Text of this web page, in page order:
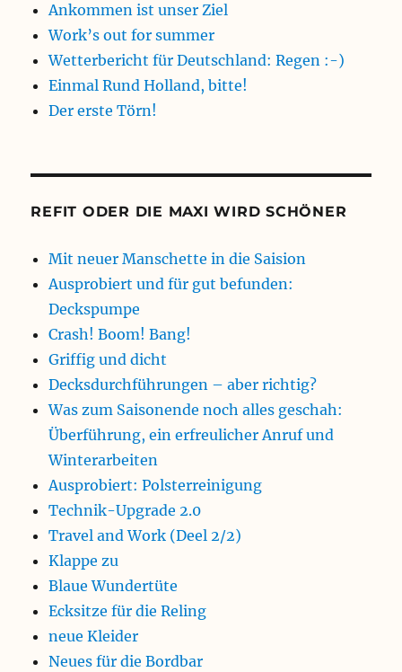
Ankommen ist unser Ziel
Work’s out for summer
Wetterbericht für Deutschland: Regen :-)
Einmal Rund Holland, bitte!
Der erste Törn!
REFIT ODER DIE MAXI WIRD SCHÖNER
Mit neuer Manschette in die Saision
Ausprobiert und für gut befunden:
Deckspumpe
Crash! Boom! Bang!
Griffig und dicht
Decksdurchführungen – aber richtig?
Was zum Saisonende noch alles geschah:
Überführung, ein erfreulicher Anruf und
Winterarbeiten
Ausprobiert: Polsterreinigung
Technik-Upgrade 2.0
Travel and Work (Deel 2/2)
Klappe zu
Blaue Wundertüte
Ecksitze für die Reling
neue Kleider
Neues für die Bordbar